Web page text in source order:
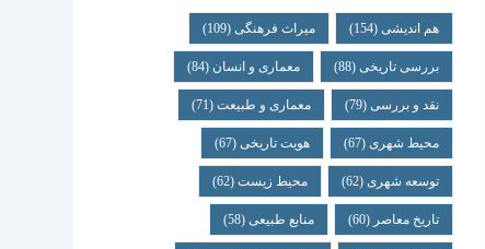
هم اندیشی(154) میراث فرهنگی(109)
بررسی تاریخی(88) معماری و انسان (84)
نقد و بررسی(79) معماری و طبیعت(71)
محیط شهری(67) هویت تاریخی(67)
توسعه شهری(62) محیط زیست(62)
تاریخ معاصر (60) منابع طبیعی(58)